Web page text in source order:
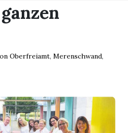
Oberfreiamt,Merenschwand,